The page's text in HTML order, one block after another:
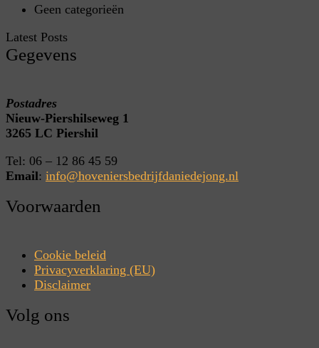
Geen categorieën
Latest Posts
Gegevens
Postadres
Nieuw-Piershilseweg 1
3265 LC Piershil
Tel: 06 – 12 86 45 59
Email: info@hoveniersbedrijfdaniedejong.nl
Voorwaarden
Cookie beleid
Privacyverklaring (EU)
Disclaimer
Volg ons